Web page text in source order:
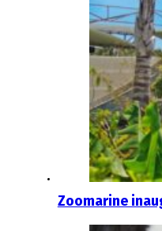
Zoomarine